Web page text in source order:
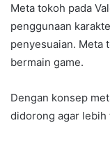
Meta tokoh pada
penggunaan
penyesuaian. Meta
bermain game.
Dengan konsep
didorong agar lebih